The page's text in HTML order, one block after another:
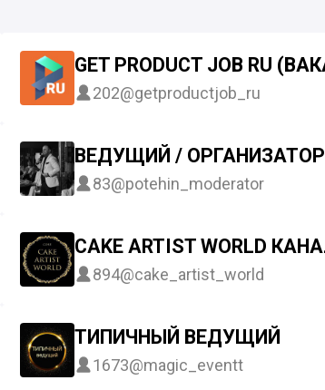
ПРАЗДНИК»
GET PRODUCT JOB RU
202@getproductjob_ru
НОВОСТИ САЙТА
ВЕДУЩИЙ / ОРГАНИЗАТОР
83@potehin_moderator
CAKE ARTIST WORLD
894@cake_artist_world
ЗУБОВ
ТИПИЧНЫЙ ВЕДУЩИЙ
1673@magic_eventt